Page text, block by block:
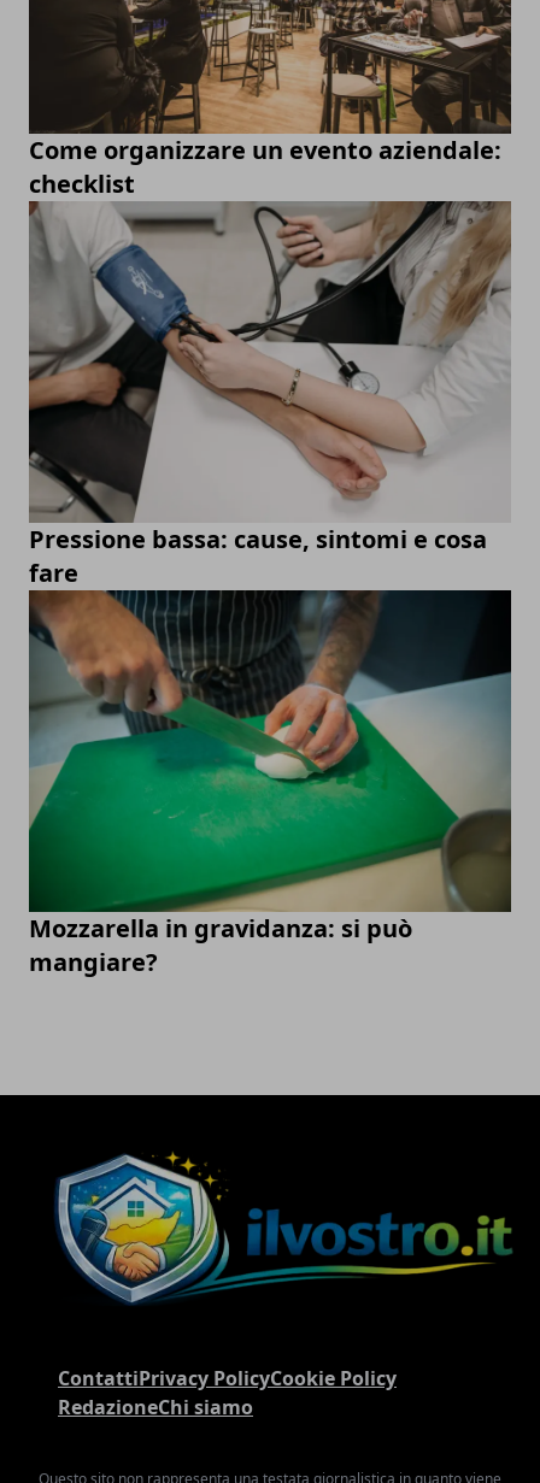
Come organizzare un evento aziendale:
checklist
Pressione bassa: cause, sintomi e cosa
fare
Mozzarella in gravidanza: si può
mangiare?
ContattiPrivacy PolicyCookie Policy
RedazioneChi siamo